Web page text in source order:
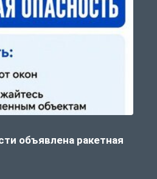
объявлена ракетная